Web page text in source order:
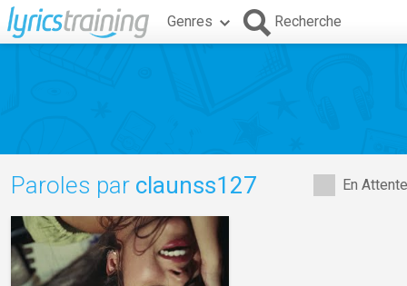
Genres Recherche
En
Paroles par claunss127